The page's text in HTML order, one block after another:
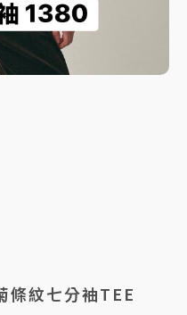
條紋七分袖TEE